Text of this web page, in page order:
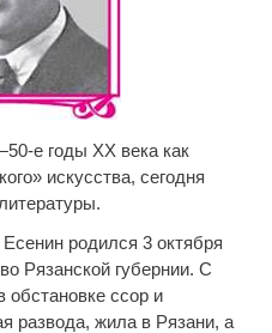
е годы XX века как
искусства, сегодня
родился 3 октября
Рязанской губернии. С
ссор и
развода, жила в Рязани, а